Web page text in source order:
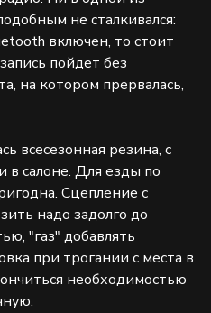
не сталкивался:
включен, то стоит
пойдет без
на котором прервалась,
всесезонная резина, с
в салоне. Для езды по
Сцепление с
надо задолго до
"газ" добавлять
при трогании с места в
необходимостью